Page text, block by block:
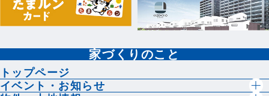
家づくりのこと
トップページ
イベント・お知らせ